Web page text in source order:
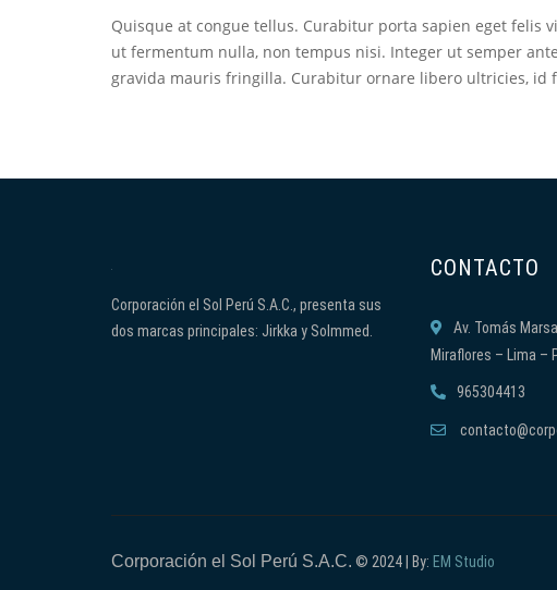
Quisque at congue tellus. Curabitur porta sapien eget
ut fermentum nulla, non tempus nisi. Integer ut semper
gravida mauris fringilla. Curabitur ornare libero ultricies, id
Corporación el Sol Perú S.A.C., presenta sus
dos marcas principales: Jirkka y Solmmed.
CONTACTO
Av. Tomás
Miraflores – Lima –
965304413
Corporación el Sol Perú S.A.C. © 2024 | By: EM Studio